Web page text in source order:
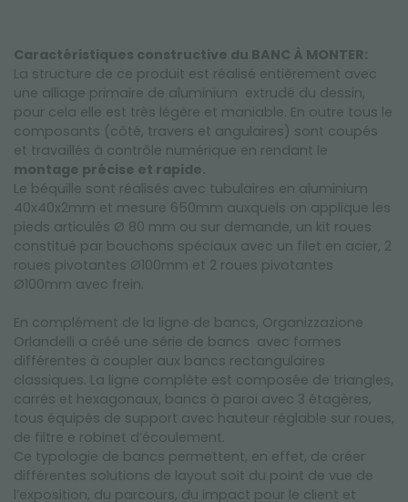
Caractéristiques constructive du BANC À MONTER:
La structure de ce produit est réalisé entièrement avec
une alliage primaire de aluminium extrudé du dessin,
pour cela elle est très légère et maniable. En outre tous le
composants (côté, travers et angulaires) sont coupés
et travaillés à contrôle numérique en rendant le
montage précise et rapide.
Le béquille sont réalisés avec tubulaires en aluminium
40x40x2mm et mesure 650mm auxquels on applique les
pieds articulés Ø 80 mm ou sur demande, un kit roues
constitué par bouchons spéciaux avec un filet en acier, 2
roues pivotantes Ø100mm et 2 roues pivotantes
Ø100mm avec frein.
En complément de la ligne de bancs, Organizzazione
Orlandelli a créé une série de bancs avec formes
différentes à coupler aux bancs rectangulaires
classiques. La ligne complète est composée de triangles,
carrés et hexagonaux, bancs à paroi avec 3 étagères,
tous équipés de support avec hauteur réglable sur roues,
de filtre e robinet d’écoulement.
Ce typologie de bancs permettent, en effet, de créer
différentes solutions de layout soit du point de vue de
l’exposition, du parcours, du impact pour le client et